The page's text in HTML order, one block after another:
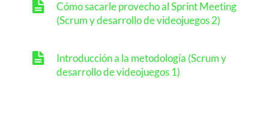
Cómo sacarle provecho al Sprint Meeting
(Scrum y desarrollo de videojuegos 2)
Introducción a la metodología (Scrum y
desarrollo de videojuegos 1)